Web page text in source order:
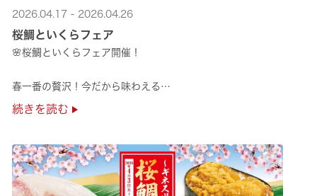
2026.04.17 - 2026.04.26
桜鯛といくらフェア
🌸桜鯛といくらフェア開催！
春一番の贅沢！今だから味わえる
旬の旨さの熟成🌸桜鯛と
是非お越しください✨
続きを読む